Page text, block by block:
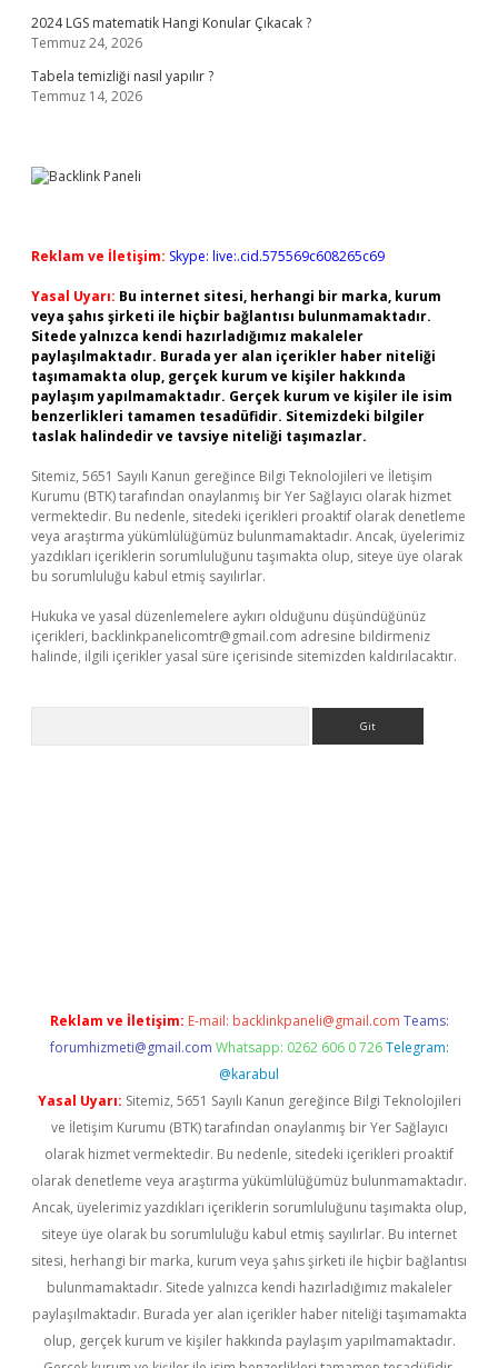
2024 LGS matematik Hangi Konular Çıkacak ?
Temmuz 24, 2026
Tabela temizliği nasıl yapılır ?
Temmuz 14, 2026
Reklam ve İletişim: Skype: live:.cid.575569c608265c69
Yasal Uyarı: Bu internet sitesi, herhangi bir marka, kurum
veya şahıs şirketi ile hiçbir bağlantısı bulunmamaktadır.
Sitede yalnızca kendi hazırladığımız makaleler
paylaşılmaktadır. Burada yer alan içerikler haber niteliği
taşımamakta olup, gerçek kurum ve kişiler hakkında
paylaşım yapılmamaktadır. Gerçek kurum ve kişiler ile isim
benzerlikleri tamamen tesadüfidir. Sitemizdeki bilgiler
taslak halindedir ve tavsiye niteliği taşımazlar.
Sitemiz, 5651 Sayılı Kanun gereğince Bilgi Teknolojileri ve İletişim
Kurumu (BTK) tarafından onaylanmış bir Yer Sağlayıcı olarak hizmet
vermektedir. Bu nedenle, sitedeki içerikleri proaktif olarak denetleme
veya araştırma yükümlülüğümüz bulunmamaktadır. Ancak, üyelerimiz
yazdıkları içeriklerin sorumluluğunu taşımakta olup, siteye üye olarak
bu sorumluluğu kabul etmiş sayılırlar.
Hukuka ve yasal düzenlemelere aykırı olduğunu düşündüğünüz
içerikleri, backlinkpanelicomtr@gmail.com adresine bildirmeniz
halinde, ilgili içerikler yasal süre içerisinde sitemizden kaldırılacaktır.
Reklam ve İletişim: E-mail: backlinkpaneli@gmail.com Teams:
forumhizmeti@gmail.com Whatsapp: 0262 606 0 726 Telegram:
@karabul
Yasal Uyarı: Sitemiz, 5651 Sayılı Kanun gereğince Bilgi Teknolojileri
ve İletişim Kurumu (BTK) tarafından onaylanmış bir Yer Sağlayıcı
olarak hizmet vermektedir. Bu nedenle, sitedeki içerikleri proaktif
olarak denetleme veya araştırma yükümlülüğümüz bulunmamaktadır.
Ancak, üyelerimiz yazdıkları içeriklerin sorumluluğunu taşımakta olup,
siteye üye olarak bu sorumluluğu kabul etmiş sayılırlar. Bu internet
sitesi, herhangi bir marka, kurum veya şahıs şirketi ile hiçbir bağlantısı
bulunmamaktadır. Sitede yalnızca kendi hazırladığımız makaleler
paylaşılmaktadır. Burada yer alan içerikler haber niteliği taşımamakta
olup, gerçek kurum ve kişiler hakkında paylaşım yapılmamaktadır.